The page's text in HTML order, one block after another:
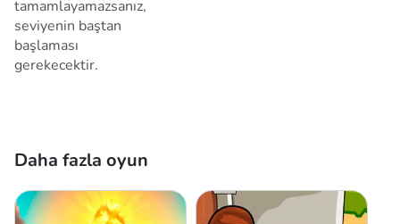
tamamlayamazsanız,
seviyenin baştan
başlaması
gerekecektir.
Daha fazla oyun